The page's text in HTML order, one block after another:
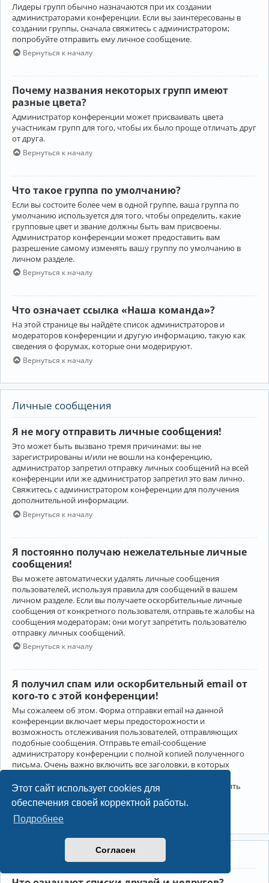
Этот сайт использует cookies для
обеспечения своей корректной работы.
Подробнее
Согласен
Лидеры групп обычно назначаются при их создании
администраторами конференции. Если вы заинтересованы в
создании группы, сначала свяжитесь с администратором;
попробуйте отправить ему личное сообщение.
Вернуться к началу
Почему названия некоторых групп имеют
разные цвета?
Администратор конференции может присваивать цвета
участникам групп для того, чтобы их было проще отличать друг
от друга.
Вернуться к началу
Что такое группа по умолчанию?
Если вы состоите более чем в одной группе, ваша группа по
умолчанию используется для того, чтобы определить, какие
групповые цвет и звание должны быть вам присвоены.
Администратор конференции может предоставить вам
разрешение самому изменять вашу группу по умолчанию в
личном разделе.
Вернуться к началу
Что означает ссылка «Наша команда»?
На этой странице вы найдёте список администраторов и
модераторов конференции и другую информацию, такую как
сведения о форумах, которые они модерируют.
Вернуться к началу
Личные сообщения
Я не могу отправить личные сообщения!
Это может быть вызвано тремя причинами: вы не
зарегистрированы и/или не вошли на конференцию,
администратор запретил отправку личных сообщений на всей
конференции или же администратор запретил это вам лично.
Свяжитесь с администратором конференции для получения
дополнительной информации.
Вернуться к началу
Я постоянно получаю нежелательные личные
сообщения!
Вы можете автоматически удалять личные сообщения
пользователей, используя правила для сообщений в вашем
личном разделе. Если вы получаете оскорбительные личные
сообщения от конкретного пользователя, отправьте жалобы на
сообщения модераторам; они могут запретить пользователю
отправку личных сообщений.
Вернуться к началу
Я получил спам или оскорбительный email от
кого-то с этой конференции!
Мы сожалеем об этом. Форма отправки email на данной
конференции включает меры предосторожности и
возможность отслеживания пользователей, отправляющих
подобные сообщения. Отправьте email-сообщение
администратору конференции с полной копией полученного
письма. Очень важно включить все заголовки, в которых
Администратор конференции сможет в этом случае принять
меры.
Друзья и недруги